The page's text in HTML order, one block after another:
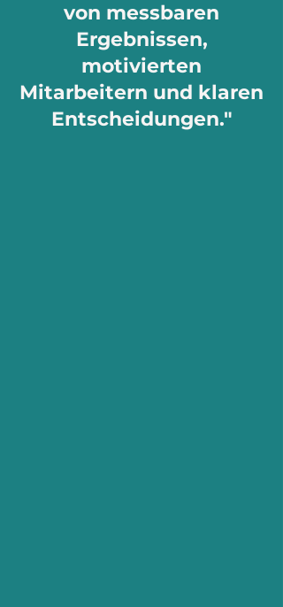
von messbaren
Ergebnissen,
motivierten
Mitarbeitern und klaren
Entscheidungen."